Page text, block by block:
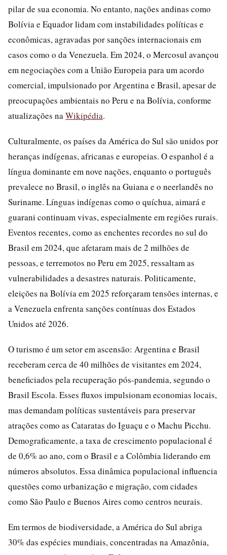
pilar de sua economia. No entanto, nações andinas como
Bolívia e Equador lidam com instabilidades políticas e
econômicas, agravadas por sanções internacionais em
casos como o da Venezuela. Em 2024, o Mercosul avançou
em negociações com a União Europeia para um acordo
comercial, impulsionado por Argentina e Brasil, apesar de
preocupações ambientais no Peru e na Bolívia, conforme
atualizações naWikipédia.
Culturalmente, os países da América do Sul são unidos por
heranças indígenas, africanas e europeias. O espanhol é a
língua dominante em nove nações, enquanto o português
prevalece no Brasil, o inglês na Guiana e o neerlandês no
Suriname. Línguas indígenas como o quíchua, aimará e
guarani continuam vivas, especialmente em regiões rurais.
Eventos recentes, como as enchentes recordes no sul do
Brasil em 2024, que afetaram mais de 2 milhões de
pessoas, e terremotos no Peru em 2025, ressaltam as
vulnerabilidades a desastres naturais. Politicamente,
eleições na Bolívia em 2025 reforçaram tensões internas, e
a Venezuela enfrenta sanções contínuas dos Estados
Unidos até 2026.
O turismo é um setor em ascensão: Argentina e Brasil
receberam cerca de 40 milhões de visitantes em 2024,
beneficiados pela recuperação pós-pandemia, segundo o
Brasil Escola. Esses fluxos impulsionam economias locais,
mas demandam políticas sustentáveis para preservar
atrações como as Cataratas do Iguaçu e o Machu Picchu.
Demograficamente, a taxa de crescimento populacional é
de 0,6% ao ano, com o Brasil e a Colômbia liderando em
números absolutos. Essa dinâmica populacional influencia
questões como urbanização e migração, com cidades
como São Paulo e Buenos Aires como centros neurais.
Em termos de biodiversidade, a América do Sul abriga
30% das espécies mundiais, concentradas na Amazônia,